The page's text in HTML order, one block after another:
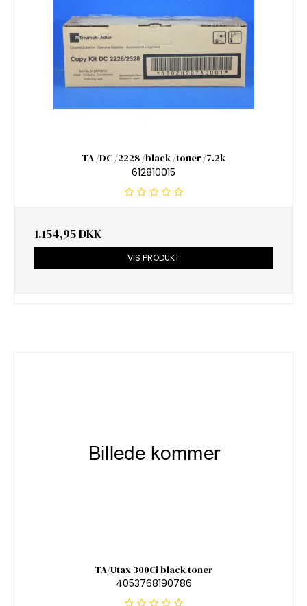
TA /DC /2228 /black /toner /7.2k
612810015
1.154,95 DKK
VIS PRODUKT
TA/Utax 300Ci black toner
4053768190786